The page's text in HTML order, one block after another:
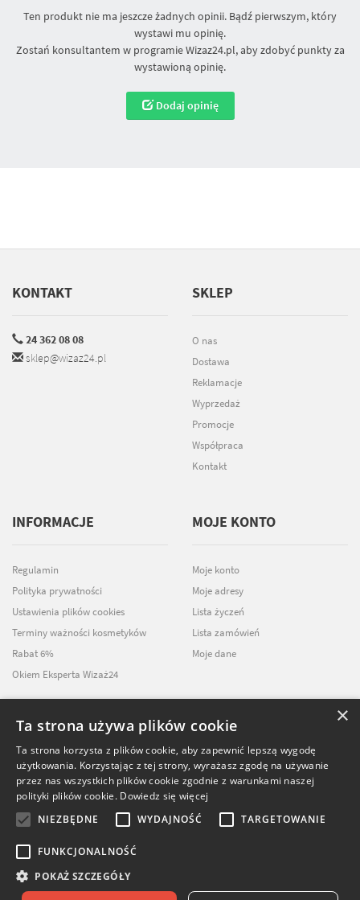
Ten produkt nie ma jeszcze żadnych opinii. Bądź pierwszym, który
wystawi mu opinię.
Zostań konsultantem w programie Wizaz24.pl, aby zdobyć punkty za
wystawioną opinię.
Dodaj opinię
KONTAKT
24 362 08 08
sklep@wizaz24.pl
SKLEP
O nas
Dostawa
Reklamacje
Wyprzedaż
Promocje
Współpraca
Kontakt
INFORMACJE
Regulamin
Polityka prywatności
Ustawienia plików cookies
Terminy ważności kosmetyków
Rabat 6%
Okiem Eksperta Wizaż24
MOJE KONTO
Moje konto
Moje adresy
Lista życzeń
Lista zamówień
Moje dane
NEWSLETTER
ZAPISZ SIĘ DO
NASZEGO NEWSLETTERA
© Softika.pl 2026
×
Ta strona używa plików cookie
Ta strona korzysta z plików cookie, aby zapewnić lepszą wygodę
użytkowania. Korzystając z tej strony, wyrażasz zgodę na używanie
przez nas wszystkich plików cookie zgodnie z warunkami naszej
polityki plików cookie. Dowiedz się więcej
NIEZBĘDNE
WYDAJNOŚĆ TARGETOWANIE
FUNKCJONALNOŚĆ
POKAŻ SZCZEGÓŁY